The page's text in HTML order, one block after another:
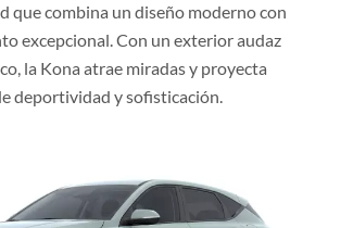
que combina un diseño moderno con
excepcional. Con un exterior audaz
la Kona atrae miradas y proyecta
deportividad y sofisticación.